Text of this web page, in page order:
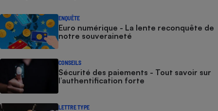
ENQUÊTE
Euro numérique - La lente reconquête de
notre souveraineté
CONSEILS
Sécurité des paiements - Tout savoir sur
l’authentification forte
LETTRE TYPE